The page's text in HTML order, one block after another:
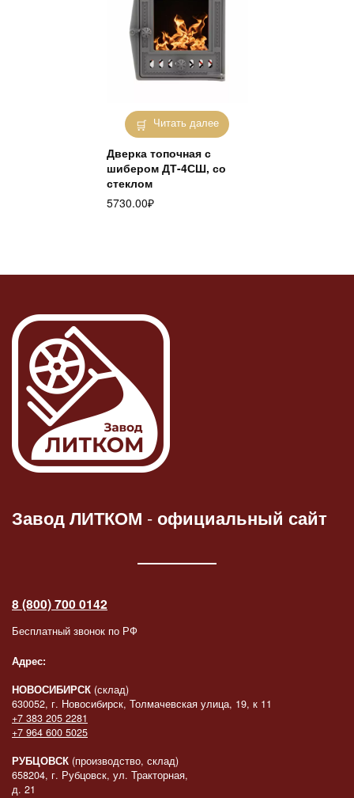
Читать далее
Дверка топочная с
шибером ДТ-4СШ, со
стеклом
5730.00₽
Завод ЛИТКОМ -официальный сайт
8 (800) 700 0142
Бесплатный звонок по РФ
Адрес:
НОВОСИБИРСК (склад)
630052, г. Новосибирск, Толмачевская улица, 19, к 11
+7 383 205 2281
+7 964 600 5025
РУБЦОВСК (производство, склад)
658204, г. Рубцовск, ул. Тракторная,
д. 21